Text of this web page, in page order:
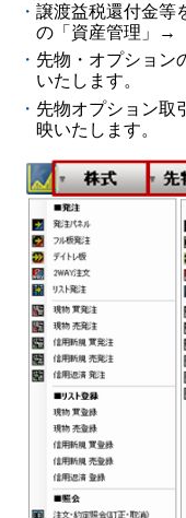
譲渡益税還付金等
の「資産管理」→
先物・オプション
いたします。
先物オプション取
映いたします。